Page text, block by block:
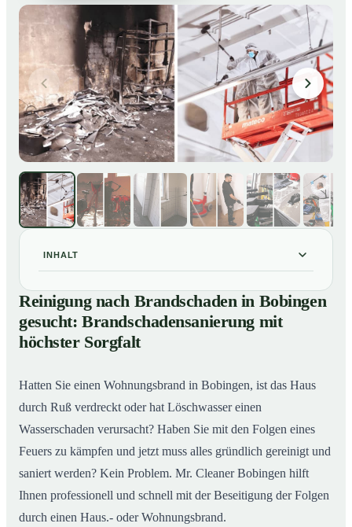
INHALT
01Reinigung nach Brandschaden in Bobingen gesucht:
Brandschadensanierung mit höchster Sorgfalt
02 Brandreinigung in Bobingen – Profis im Einsatz
Reinigung nach Brandschaden in Bobingen
gesucht: Brandschadensanierung mit
höchster Sorgfalt
Hatten Sie einen Wohnungsbrand in Bobingen, ist das Haus
durch Ruß verdreckt oder hat Löschwasser einen
Wasserschaden verursacht? Haben Sie mit den Folgen eines
Feuers zu kämpfen und jetzt muss alles gründlich gereinigt und
saniert werden? Kein Problem. Mr. Cleaner Bobingen hilft
Ihnen professionell und schnell mit der Beseitigung der Folgen
durch einen Haus.- oder Wohnungsbrand.